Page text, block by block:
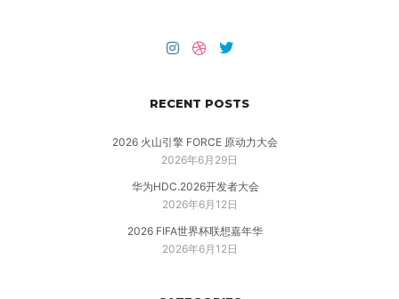
RECENT POSTS
2026 火山引擎 FORCE 原动力大会
2026年6月29日
华为HDC.2026开发者大会
2026年6月12日
2026 FIFA世界杯联想嘉年华
2026年6月12日